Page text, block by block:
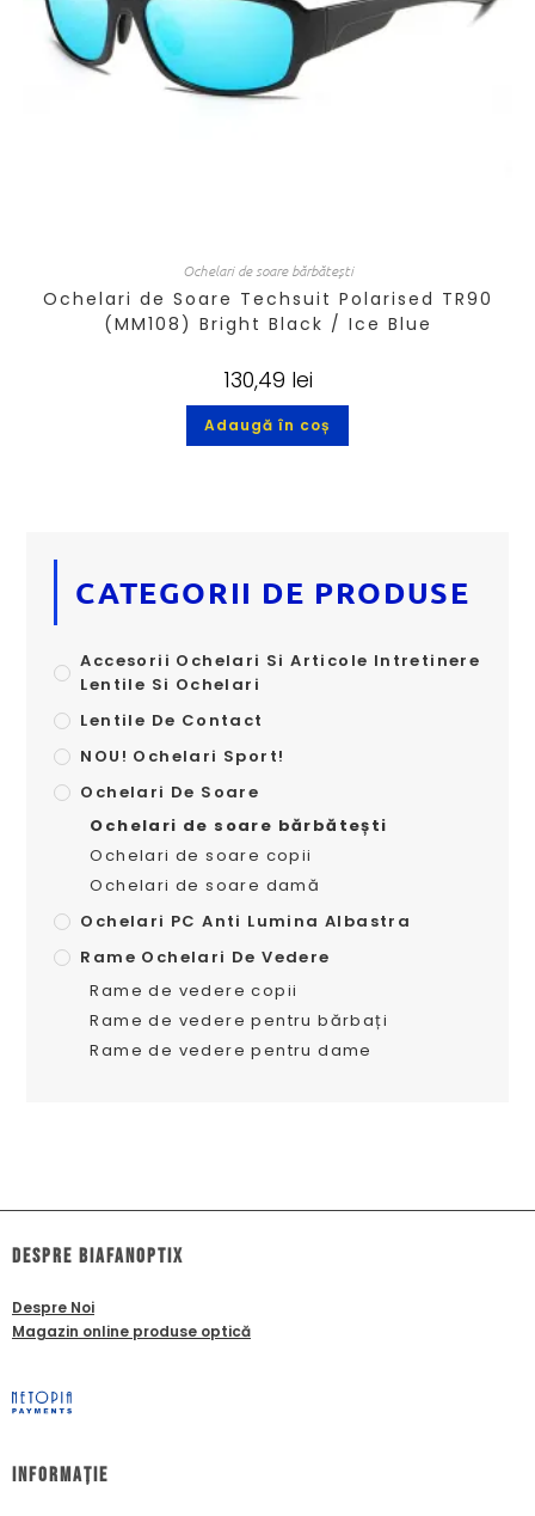
Ochelari de soare bărbătești
Ochelari de Soare Techsuit Polarised TR90
(MM108) Bright Black / Ice Blue
130,49 lei
Adaugă în coș
CATEGORII DE PRODUSE
Accesorii Ochelari Si Articole Intretinere
Lentile Si Ochelari
Lentile De Contact
NOU! Ochelari Sport!
Ochelari De Soare
Ochelari de soare bărbătești
Ochelari de soare copii
Ochelari de soare damă
Ochelari PC Anti Lumina Albastra
Rame Ochelari De Vedere
Rame de vedere copii
Rame de vedere pentru bărbați
Rame de vedere pentru dame
dESPRE biafanoptix
Despre Noi
Magazin online produse optică
Informație